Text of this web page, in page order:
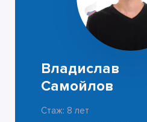
Владислав
Самойлов
Стаж: 8 лет